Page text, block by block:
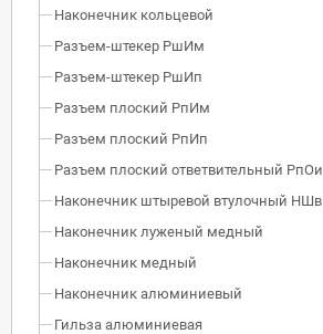
Наконечник кольцевой
Разъем-штекер РшИм
Разъем-штекер РшИп
Разъем плоский РпИм
Разъем плоский РпИп
Разъем плоский ответвительный РпОи
Наконечник штыревой втулочный НШв
Наконечник луженый медный
Наконечник медный
Наконечник алюминиевый
Гильза алюминиевая